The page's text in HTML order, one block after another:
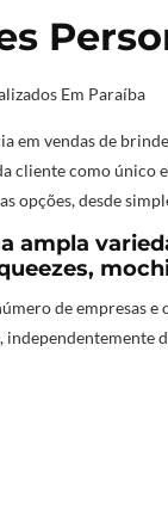
Em Paraíba
em vendas de
cliente como único
opções, desde
ampla
de empresas
independentemente